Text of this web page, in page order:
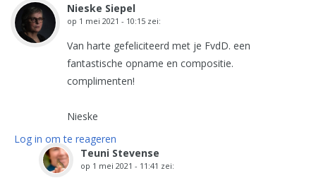
Nieske Siepel
op 1 mei 2021 - 10:15 zei:
Van harte gefeliciteerd met je FvdD. een
fantastische opname en compositie.
complimenten!
Nieske
Log in om te reageren
Teuni Stevense
op 1 mei 2021 - 11:41 zei: